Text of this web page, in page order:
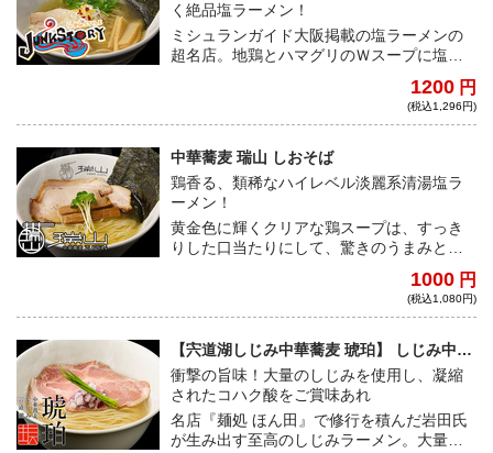
く絶品塩ラーメン！
ミシュランガイド大阪掲載の塩ラーメンの
超名店。地鶏とハマグリのＷスープに塩ダ
旨味あふれる絶品スープ！全粒粉入りの麺
1200 円
(税込1,296円)
中華蕎麦 瑞山 しおそば
鶏香る、類稀なハイレベル淡麗系清湯塩ラ
ーメン！
黄金色に輝くクリアな鶏スープは、すっき
りした口当たりにして、驚きのうまみと深
み、啜り心地も秀逸だ。埼玉県朝霞市の名
1000 円
(税込1,080円)
【宍道湖しじみ中華蕎麦 琥珀】 しじみ中華
蕎麦
衝撃の旨味！大量のしじみを使用し、凝縮
されたコハク酸をご賞味あれ
名店『麺処 ほん田』で修行を積んだ岩田氏
が生み出す至高のしじみラーメン。大量の